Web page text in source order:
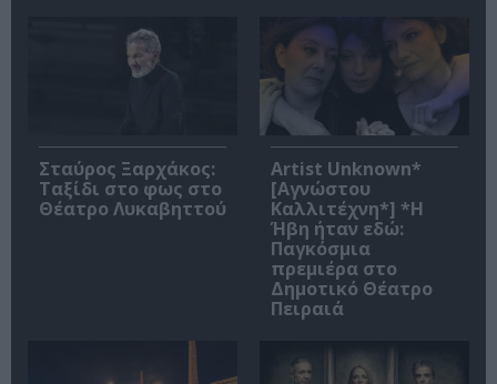
Σταύρος Ξαρχάκος:
Ταξίδι στο φως στο
Θέατρο Λυκαβηττού
Artist Unknown*
[Αγνώστου
Καλλιτέχνη*] *Η
Ήβη ήταν εδώ:
Παγκόσμια
πρεμιέρα στο
Δημοτικό Θέατρο
Πειραιά